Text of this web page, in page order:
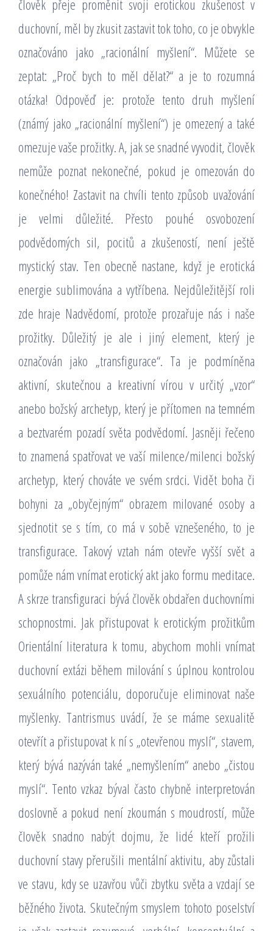
člověk přeje proměnit svoji erotickou zkušenost v
duchovní, měl by zkusit zastavit tok toho, co je obvykle
označováno jako „racionální myšlení“. Můžete se
zeptat: „Proč bych to měl dělat?“ a je to rozumná
otázka! Odpověď je: protože tento druh myšlení
(známý jako „racionální myšlení“) je omezený a také
omezuje vaše prožitky. A, jak se snadné vyvodit, člověk
nemůže poznat nekonečné, pokud je omezován do
konečného! Zastavit na chvíli tento způsob uvažování
je velmi důležité. Přesto pouhé osvobození
podvědomých sil, pocitů a zkušeností, není ještě
mystický stav. Ten obecně nastane, když je erotická
energie sublimována a vytříbena. Nejdůležitější roli
zde hraje Nadvědomí, protože prozařuje nás i naše
prožitky. Důležitý je ale i jiný element, který je
označován jako „transfigurace“. Ta je podmíněna
aktivní, skutečnou a kreativní vírou v určitý „vzor“
anebo božský archetyp, který je přítomen na temném
a beztvarém pozadí světa podvědomí. Jasněji řečeno
to znamená spatřovat ve vaší milence/milenci božský
archetyp, který chováte ve svém srdci. Vidět boha či
bohyni za „obyčejným“ obrazem milované osoby a
sjednotit se s tím, co má v sobě vznešeného, to je
transfigurace. Takový vztah nám otevře vyšší svět a
pomůže nám vnímat erotický akt jako formu meditace.
A skrze transfiguraci bývá člověk obdařen duchovními
schopnostmi. Jak přistupovat k erotickým prožitkům
Orientální literatura k tomu, abychom mohli vnímat
duchovní extázi během milování s úplnou kontrolou
sexuálního potenciálu, doporučuje eliminovat naše
myšlenky. Tantrismus uvádí, že se máme sexualitě
otevřít a přistupovat k ní s „otevřenou myslí“, stavem,
který bývá nazýván také „nemyšlením“ anebo „čistou
myslí“. Tento vzkaz býval často chybně interpretován
doslovně a pokud není zkoumán s moudrostí, může
člověk snadno nabýt dojmu, že lidé kteří prožili
duchovní stavy přerušili mentální aktivitu, aby zůstali
ve stavu, kdy se uzavřou vůči zbytku světa a vzdají se
běžného života. Skutečným smyslem tohoto poselství